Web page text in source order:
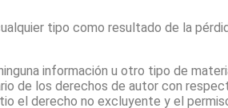
tipo como resultado de la
información u otro tipo de
de los derechos de autor con
el derecho no excluyente y el